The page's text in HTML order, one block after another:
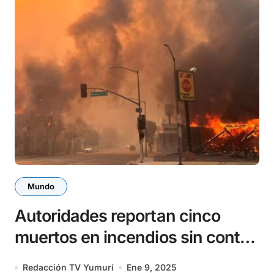
Mundo
Autoridades reportan cinco
muertos en incendios sin control
en California
Redacción TV Yumurí Ene 9, 2025